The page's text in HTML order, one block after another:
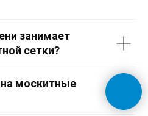
занимает
сетки?
на москитные